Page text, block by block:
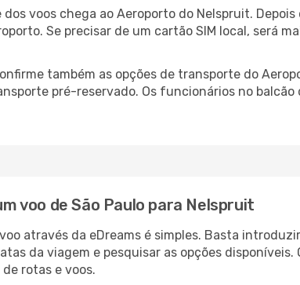
dos voos chega ao Aeroporto do Nelspruit.
Se precisar de um cartão SIM local, será
também as opções de transporte do
pré-reservado. Os funcionários no
voo de São Paulo para Nelspruit
através da eDreams é simples. Basta
da viagem e pesquisar as opções
rotas e voos.